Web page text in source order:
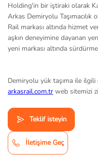
Holding'in bir iştiraki olarak
Arkas Demiryolu
Rail markası altında hizmet
aşkın deneyimine dayanan
yeni markası altında
Demiryolu yük taşıma ile ilgili
arkasrail.com.tr web sitemizi
Teklif isteyin
İletişime Geç